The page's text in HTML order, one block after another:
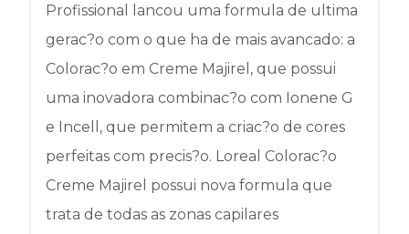
Profissional lancou uma formula de ultima
gerac?o com o que ha de mais avancado: a
Colorac?o em Creme Majirel, que possui
uma inovadora combinac?o com Ionene G
e Incell, que permitem a criac?o de cores
perfeitas com precis?o. Loreal Colorac?o
Creme Majirel possui nova formula que
trata de todas as zonas capilares